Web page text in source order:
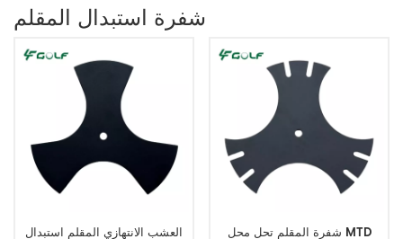
شفرة استبدال المقلم
العشب الانتهازي المقلم استبدال
شفرة المقلم تحل محل MTD